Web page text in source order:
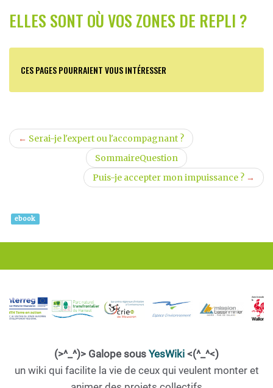
ELLES SONT OÙ VOS ZONES DE REPLI ?
CES PAGES POURRAIENT VOUS INTÉRESSER
← Serai-je l'expert ou l'accompagnant ?
SommaireQuestion
Puis-je accepter mon impuissance ? →
ebook